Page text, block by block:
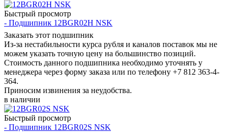
Быстрый просмотр
- Подшипник 12BGR02H NSK
Заказать этот подшипник
Из-за нестабильности курса рубля и каналов поставок мы не
можем указать точную цену на большинство позиций.
Стоимость данного подшипника необходимо уточнять у
менеджера через форму заказа или по телефону +7 812 363-4-
364.
Приносим извинения за неудобства.
в наличии
Быстрый просмотр
- Подшипник 12BGR02S NSK